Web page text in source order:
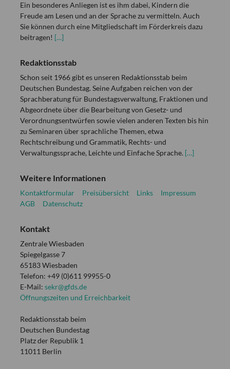
Ein besonderes Anliegen ist es ihm dabei, Kindern die
Freude am Lesen und an der Sprache zu vermitteln. Auch
Sie können durch eine Mitgliedschaft im Förderkreis dazu
beitragen! […]
Redaktionsstab
Schon seit 1966 gibt es unseren Redaktionsstab beim
Deutschen Bundestag. Seine Aufgaben reichen von der
Sprachberatung für Bundestagsverwaltung, Fraktionen und
Abgeordnete über die Bearbeitung von Gesetz- und
Verordnungsentwürfen sowie vielen anderen Texten bis hin
zu Seminaren über sprachliche Themen, etwa
Rechtschreibung und Grammatik, Rechts- und
Verwaltungssprache, Leichte und Einfache Sprache. […]
Weitere Informationen
Kontaktformular Preisübersicht Links
Impressum
AGB
Datenschutz
Kontakt
Zentrale Wiesbaden
Spiegelgasse 7
65183 Wiesbaden
Telefon: +49 (0)611 99955-0
E-Mail: sekr@gfds.de
Öffnungszeiten und Erreichbarkeit
Redaktionsstab beim
Deutschen Bundestag
Platz der Republik 1
11011 Berlin